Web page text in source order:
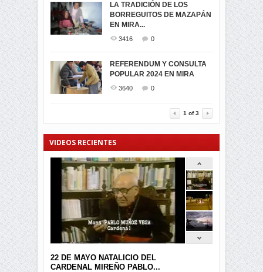
LA TRADICIÓN DE LOS
BORREGUITOS DE MAZAPÁN
EN MIRA...
3416 0
REFERENDUM Y CONSULTA
POPULAR 2024 EN MIRA
3640 0
MIRA
3442
TRIUNFO DE...
VIRTUALES ASAMBLEISTAS
POR LA PROVINCIA DEL
CARCHI...
MIRA.EC FUE
GALARDONADA
1 of3
VIDEOS RECIENTES
22 DE MAYO NATALICIO DEL
CARDENAL MIREÑO PABLO...